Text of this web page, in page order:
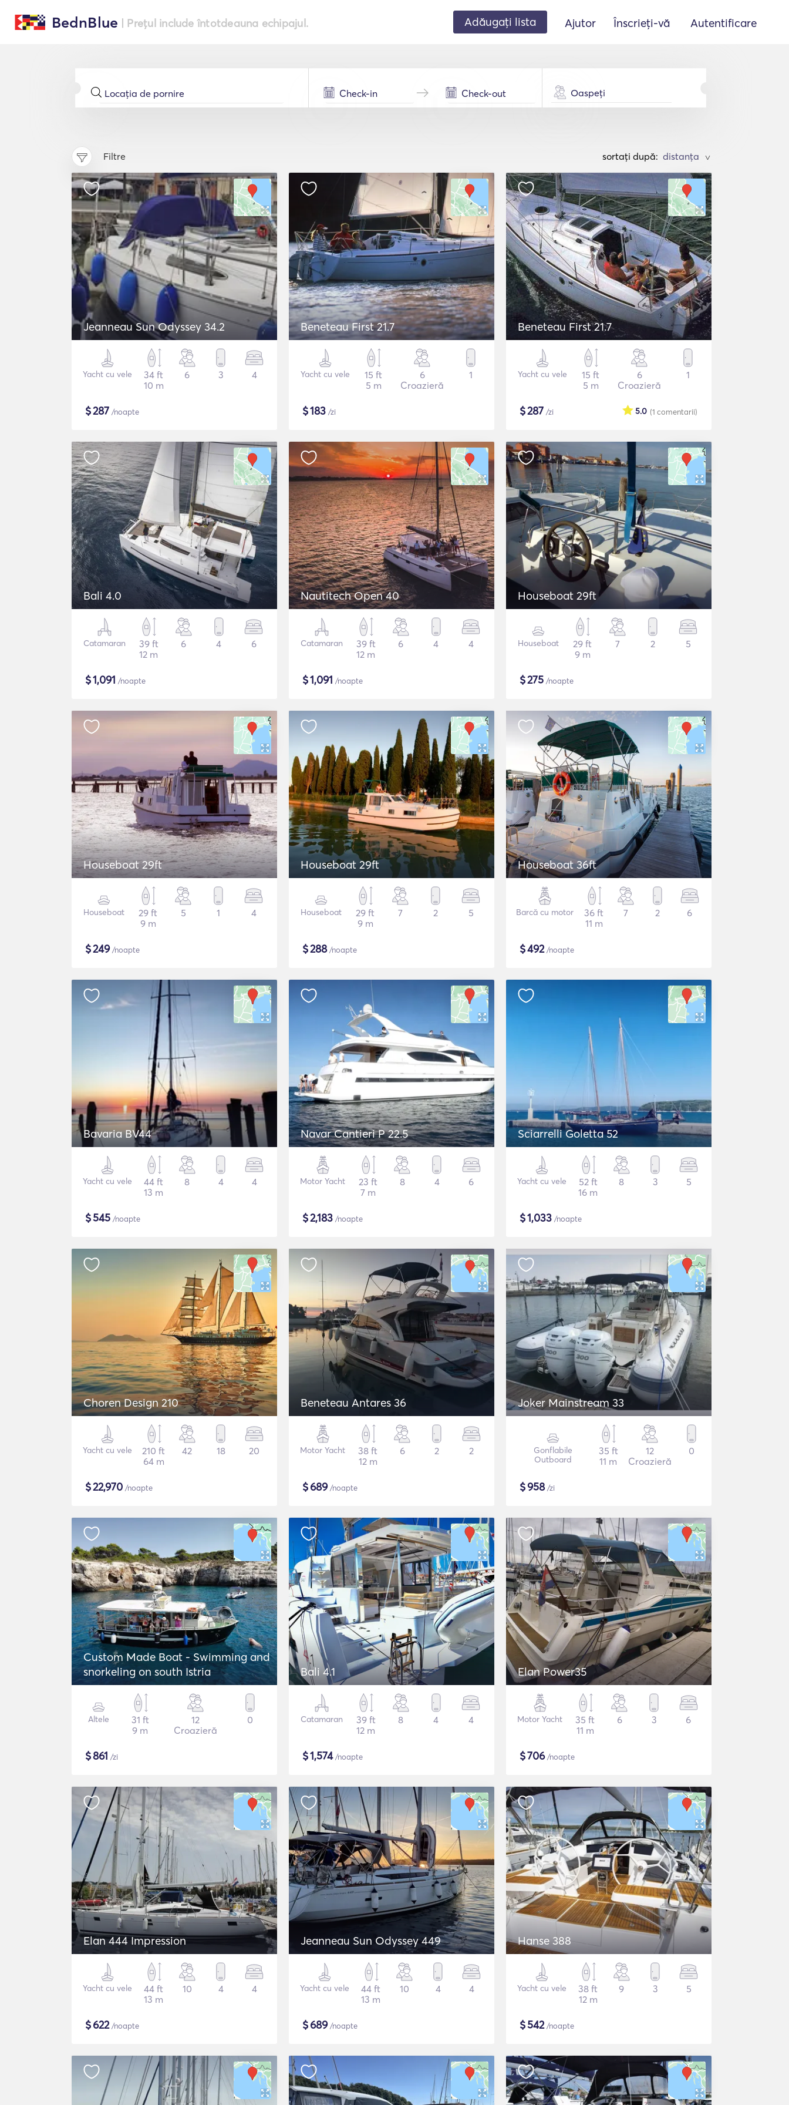
BednBlue | Prețul include întotdeauna echipajul. Adăugați lista Ajutor Înscrieți-vă Autentificare
Oaspeți
Filtre sortați după: >
Jeanneau Sun Odyssey 34.2
Yacht cu vele
34 ft
10 m
6 3 4
$287 /noapte
Beneteau First 21.7
Yacht cu vele
15 ft
5 m
6
Croazieră
1
$183 /zi
Beneteau First 21.7
Yacht cu vele
15 ft
5 m
6
Croazieră
1
$287 /zi (1 comentarii)
5.0
Bali 4.0
Catamaran
39 ft
12 m
6 4 6
$1,091 /noapte
Nautitech Open 40
Catamaran
39 ft
12 m
6 4 4
$1,091 /noapte
Houseboat 29ft
Houseboat
29 ft
9 m
7 2 5
$275 /noapte
Houseboat 29ft
Houseboat
29 ft
9 m
5 1 4
$249/noapte
Houseboat 29ft
Houseboat
29 ft
9 m
7 2 5
$288/noapte
Houseboat 36ft
Barcă cu motor
36 ft
11 m
7 2 6
$492/noapte
Bavaria BV44
Yacht cu vele
44 ft
13 m
8 4 4
$545 /noapte
Navar Cantieri P 22.5
Motor Yacht
23 ft
7 m
8 4 6
$2,183 /noapte
Sciarrelli Goletta 52
Yacht cu vele
52 ft
16 m
8 3 5
$1,033 /noapte
Choren Design 210
Yacht cu vele
210 ft
64 m
42 18 20
$22,970 /noapte
Beneteau Antares 36
Motor Yacht
38 ft
12 m
6 2 2
$689/noapte
Joker Mainstream 33
Gonflabile
Outboard
35 ft
11 m
12
Croazieră
0
$958/zi
Custom Made Boat - Swimming and
snorkeling on south Istria
Altele
31 ft
9 m
12
Croazieră
0
$861 /zi
Bali 4.1
Catamaran
39 ft
12 m
8 4 4
$1,574/noapte
Elan Power35
Motor Yacht
35 ft
11 m
6 3 6
$706/noapte
Elan 444 Impression
Yacht cu vele
44 ft
13 m
10 4 4
$622/noapte
Jeanneau Sun Odyssey 449
Yacht cu vele
44 ft
13 m
10 4 4
$689/noapte
Hanse 388
Yacht cu vele
38 ft
12 m
9 3 5
$542/noapte